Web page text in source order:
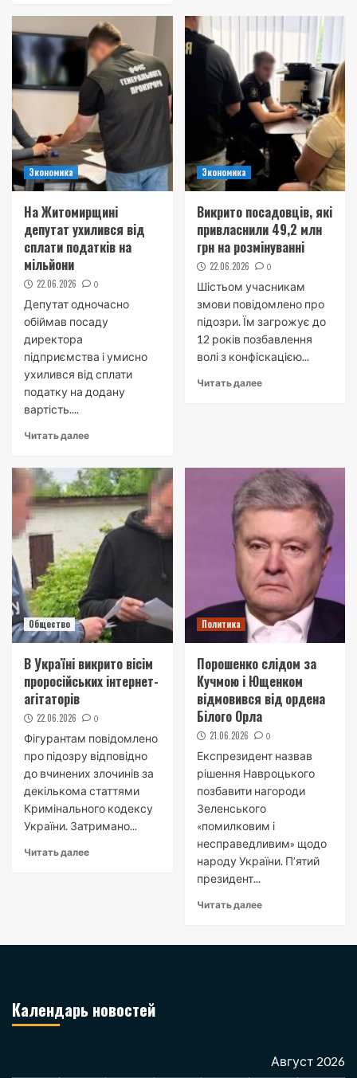
Экономика
На Житомирщині
депутат ухилився від
сплати податків на
мільйони
22.06.2026 0
Депутат одночасно
обіймав посаду
директора
підприємства і умисно
ухилився від сплати
податку на додану
вартість....
Читать далее
Экономика
Викрито посадовців, які
привласнили 49,2 млн
грн на розмінуванні
22.06.2026 0
Шістьом учасникам
змови повідомлено про
підозри. Їм загрожує до
12 років позбавлення
волі з конфіскацією...
Читать далее
Общество
В Україні викрито вісім
проросійських інтернет-
агітаторів
22.06.2026 0
Фігурантам повідомлено
про підозру відповідно
до вчинених злочинів за
декількома статтями
Кримінального кодексу
України. Затримано...
Читать далее
Политика
Порошенко слідом за
Кучмою і Ющенком
відмовився від ордена
Білого Орла
21.06.2026 0
Експрезидент назвав
рішення Навроцького
позбавити нагороди
Зеленського
«помилковим і
несправедливим» щодо
народу України. П’ятий
президент...
Читать далее
Календарь новостей
Август 2026